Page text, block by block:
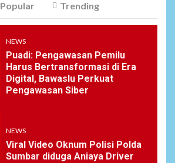
Popular Trending
NEWS
Puadi: Pengawasan Pemilu
Harus Bertransformasi di Era
Digital, Bawaslu Perkuat
Pengawasan Siber
NEWS
Viral Video Oknum Polisi Polda
Sumbar diduga Aniaya Driver